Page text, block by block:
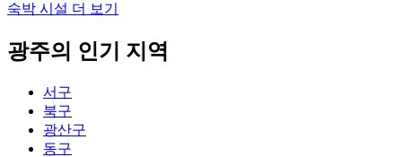
숙박 시설 더 보기
광주의 인기 지역
서구
북구
광산구
동구